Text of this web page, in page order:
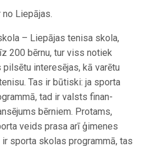
Liepājas.
– Liepājas tenisa skola,
200 bērnu, tur viss notiek
interesējas, kā varētu
Tas ir būtiski: ja sporta
tad ir valsts finan­
bērniem. Protams,
veids prasa arī ģimenes
sporta skolas programmā, tas